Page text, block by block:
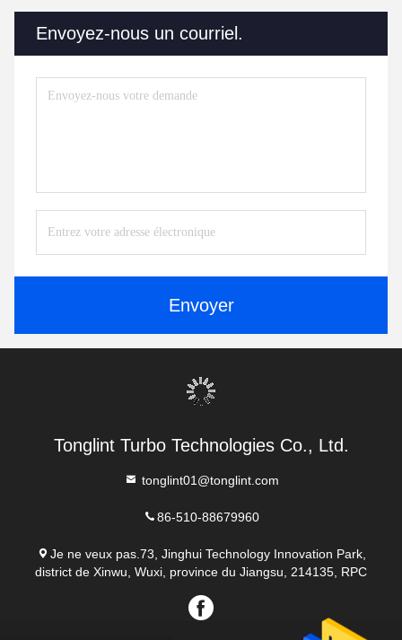
Envoyez-nous un courriel.
Envoyer
Tonglint Turbo Technologies Co., Ltd.
tonglint01@tonglint.com
86-510-88679960
Je ne veux pas.73, Jinghui Technology Innovation Park,
district de Xinwu, Wuxi, province du Jiangsu, 214135, RPC